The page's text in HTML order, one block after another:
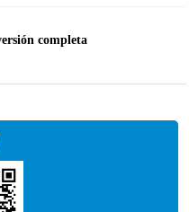
completa